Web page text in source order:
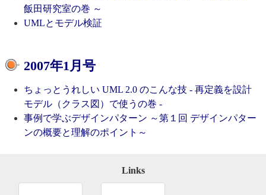
飯田研究室の巻 ～
UMLとモデル検証
2007年1月号
ちょっとうれしい UML 2.0 のこんな技 - 再定義を設計
モデル（クラス図）で使うの巻 -
事例で学ぶデザインパターン ～第１回 デザインパター
ンの概要と理解のポイント～
Links